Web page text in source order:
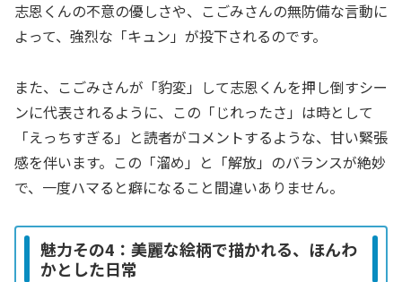
志恩くんの不意の優しさや、こごみさんの無防備な言動に
よって、強烈な「キュン」が投下されるのです。
また、こごみさんが「豹変」して志恩くんを押し倒すシー
ンに代表されるように、この「じれったさ」は時として
「えっちすぎる」と読者がコメントするような、甘い緊張
感を伴います。この「溜め」と「解放」のバランスが絶妙
で、一度ハマると癖になること間違いありません。
魅力その4：美麗な絵柄で描かれる、ほんわ
かとした日常